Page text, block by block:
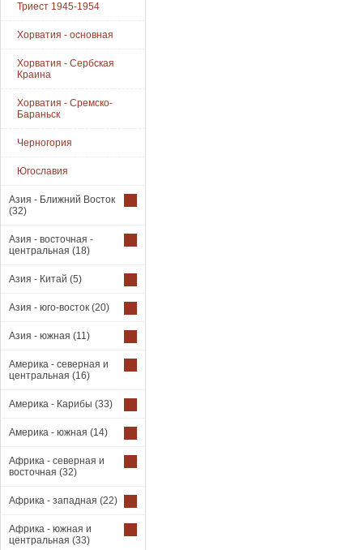
Триест 1945-1954
Хорватия - основная
Хорватия - Сербская
Краина
Хорватия - Сремско-
Бараньск
Черногория
Югославия
Азия - Ближний Восток
(32)
Азия - восточная -
центральная (18)
Азия - Китай (5)
Азия - юго-восток (20)
Азия - южная (11)
Америка - северная и
центральная (16)
Америка - Карибы (33)
Америка - южная (14)
Африка - северная и
восточная (32)
Африка - западная (22)
Африка - южная и
центральная (33)